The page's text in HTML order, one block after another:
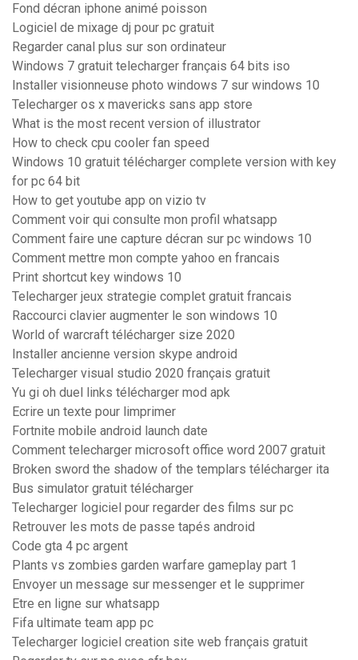
Fond décran iphone animé poisson
Logiciel de mixage dj pour pc gratuit
Regarder canal plus sur son ordinateur
Windows 7 gratuit telecharger français 64 bits iso
Installer visionneuse photo windows 7 sur windows 10
Telecharger os x mavericks sans app store
What is the most recent version of illustrator
How to check cpu cooler fan speed
Windows 10 gratuit télécharger complete version with key
for pc 64 bit
How to get youtube app on vizio tv
Comment voir qui consulte mon profil whatsapp
Comment faire une capture décran sur pc windows 10
Comment mettre mon compte yahoo en francais
Print shortcut key windows 10
Telecharger jeux strategie complet gratuit francais
Raccourci clavier augmenter le son windows 10
World of warcraft télécharger size 2020
Installer ancienne version skype android
Telecharger visual studio 2020 français gratuit
Yu gi oh duel links télécharger mod apk
Ecrire un texte pour limprimer
Fortnite mobile android launch date
Comment telecharger microsoft office word 2007 gratuit
Broken sword the shadow of the templars télécharger ita
Bus simulator gratuit télécharger
Telecharger logiciel pour regarder des films sur pc
Retrouver les mots de passe tapés android
Code gta 4 pc argent
Plants vs zombies garden warfare gameplay part 1
Envoyer un message sur messenger et le supprimer
Etre en ligne sur whatsapp
Fifa ultimate team app pc
Telecharger logiciel creation site web français gratuit